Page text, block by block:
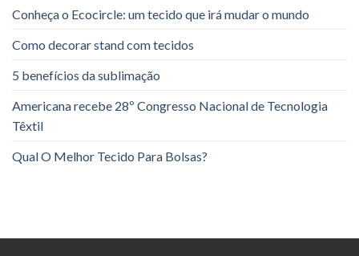
Conheça o Ecocircle: um tecido que irá mudar o mundo
Como decorar stand com tecidos
5 benefícios da sublimação
Americana recebe 28º Congresso Nacional de Tecnologia
Têxtil
Qual O Melhor Tecido Para Bolsas?